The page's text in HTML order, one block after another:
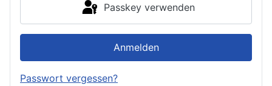
Passkey verwenden
Anmelden
Passwort vergessen?